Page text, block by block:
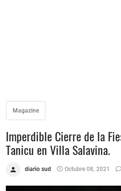
Magazine
Imperdible Cierre de la
Tanicu en Villa Salavina.
diario sud Octubre 08, 2021